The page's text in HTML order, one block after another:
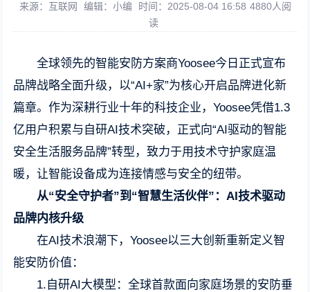
来源：互联网 编辑：小编 时间：2025-08-04 16:58 4880人阅
读
全球领先的智能安防方案商Yoosee今日正式宣布
品牌战略全面升级，以“AI+家”为核心开启品牌进化新
篇章。作为深耕行业十年的科技企业，Yoosee凭借1.3
亿用户积累与自研AI技术突破，正式向“AI驱动的智能
安全生活服务品牌”转型，致力于用技术守护家庭温
暖，让智能设备成为连接情感与安全的纽带。
从“安全守护者”到“智慧生活伙伴”：AI技术驱动
品牌内核升级
在AI技术浪潮下，Yoosee以三大创新重新定义智
能安防价值：
1.自研AI大模型：全球首款面向家庭场景的安防垂